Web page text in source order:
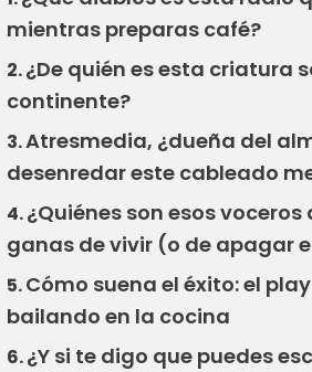
mientras preparas café?
2.¿De quién es esta criatura
continente?
3.Atresmedia, ¿dueña del
desenredar este cableado
4.¿Quiénes son esos
ganas de vivir (o de apagar
5.Cómo suena el éxito: el
bailando en la cocina
6.¿Y si te digo que puedes